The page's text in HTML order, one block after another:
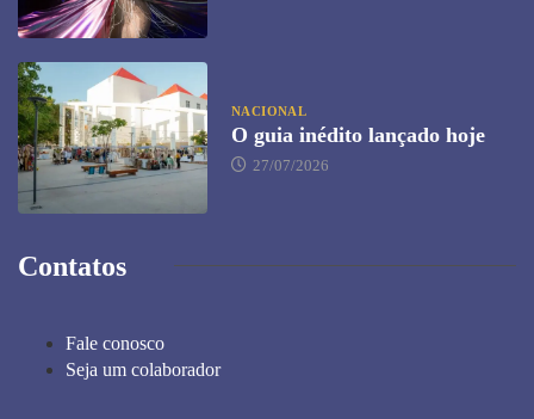
NACIONAL
O guia inédito lançado hoje
27/07/2026
Contatos
Fale conosco
Seja um colaborador